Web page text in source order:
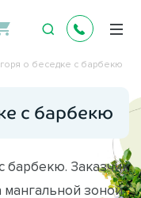
о беседке с барбекю
с барбекю
барбекю. Заказчик
мангальной зоной